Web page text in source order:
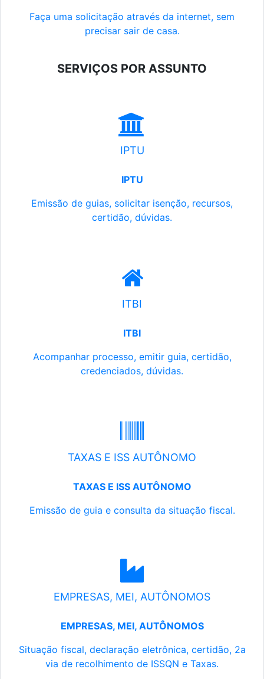
Faça uma solicitação através da internet, sem
precisar sair de casa.
SERVIÇOS POR ASSUNTO
IPTU
IPTU
Emissão de guias, solicitar isenção, recursos,
certidão, dúvidas.
ITBI
ITBI
Acompanhar processo, emitir guia, certidão,
credenciados, dúvidas.
TAXAS E ISS AUTÔNOMO
TAXAS E ISS AUTÔNOMO
Emissão de guia e consulta da situação fiscal.
EMPRESAS, MEI, AUTÔNOMOS
EMPRESAS, MEI, AUTÔNOMOS
Situação fiscal, declaração eletrônica, certidão, 2a
via de recolhimento de ISSQN e Taxas.